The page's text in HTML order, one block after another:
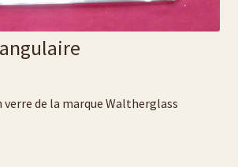
sur verre
verre de la marque Waltherglass